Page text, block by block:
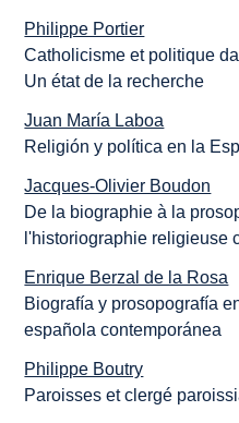
Philippe Portier
Catholicisme et politique
Un état de la recherche
Juan María Laboa
Religión y política en la
Jacques-Olivier Boudon
De la biographie à la
l'historiographie religieuse
Enrique Berzal de la Rosa
Biografía y prosopografía
española contemporánea
Philippe Boutry
Paroisses et clergé